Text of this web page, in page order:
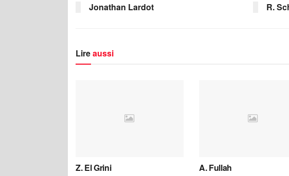
Jonathan Lardot R.
Lireaussi
Z. El Grini A. Fullah